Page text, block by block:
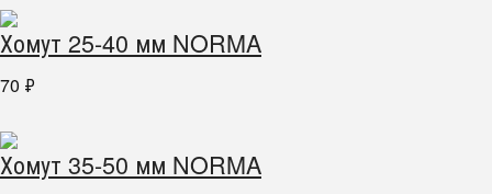
Хомут 25-40 мм NORMA
70 ₽
Хомут 35-50 мм NORMA